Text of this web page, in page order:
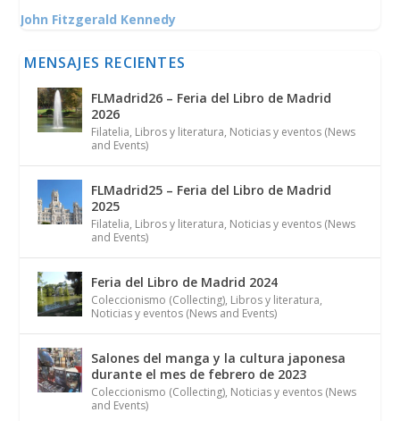
John Fitzgerald Kennedy
MENSAJES RECIENTES
FLMadrid26 – Feria del Libro de Madrid
2026
Filatelia, Libros y literatura, Noticias y eventos (News
and Events)
FLMadrid25 – Feria del Libro de Madrid
2025
Filatelia, Libros y literatura, Noticias y eventos (News
and Events)
Feria del Libro de Madrid 2024
Coleccionismo (Collecting), Libros y literatura,
Noticias y eventos (News and Events)
Salones del manga y la cultura japonesa
durante el mes de febrero de 2023
Coleccionismo (Collecting), Noticias y eventos (News
and Events)